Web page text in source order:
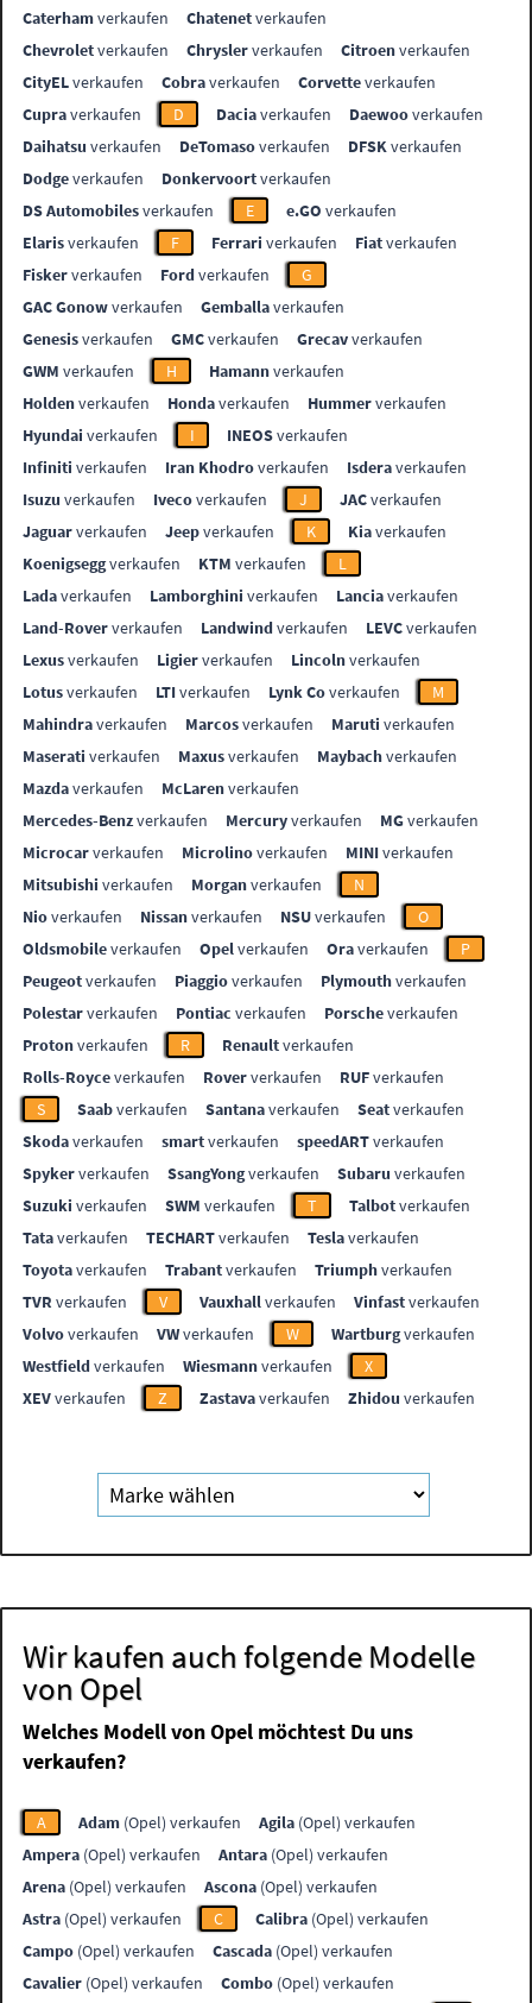
Caterhamverkaufen Chatenetverkaufen
Chevroletverkaufen Chryslerverkaufen Citroenverkaufen
CityELverkaufen Cobraverkaufen Corvetteverkaufen
Cupraverkaufen D Daciaverkaufen Daewooverkaufen
Daihatsu verkaufen DeTomasoverkaufen DFSKverkaufen
Dodgeverkaufen Donkervoortverkaufen
DS Automobilesverkaufen E e.GO verkaufen
Elarisverkaufen F Ferrari verkaufen Fiatverkaufen
Fiskerverkaufen Fordverkaufen
G
GAC Gonowverkaufen Gemballaverkaufen
Genesisverkaufen GMCverkaufen Grecavverkaufen
GWM verkaufen H Hamannverkaufen
Holdenverkaufen Hondaverkaufen Hummerverkaufen
Hyundai verkaufen I INEOSverkaufen
Infiniti verkaufen Iran Khodroverkaufen Isderaverkaufen
Isuzu verkaufen Ivecoverkaufen J JACverkaufen
Jaguarverkaufen Jeepverkaufen K Kiaverkaufen
Koenigseggverkaufen KTM verkaufen
L
Ladaverkaufen Lamborghini verkaufen Lanciaverkaufen
Land-Roververkaufen Landwindverkaufen LEVCverkaufen
Lexusverkaufen Ligierverkaufen Lincolnverkaufen
Lotusverkaufen LTIverkaufen Lynk Coverkaufen
M
Mahindraverkaufen Marcosverkaufen Maruti verkaufen
Maserati verkaufen Maxusverkaufen Maybachverkaufen
Mazdaverkaufen McLarenverkaufen
Mercedes-Benzverkaufen Mercuryverkaufen MGverkaufen
Microcarverkaufen Microlinoverkaufen MINIverkaufen
Mitsubishi verkaufen Morganverkaufen
N
Nioverkaufen Nissanverkaufen NSUverkaufen
O
Oldsmobileverkaufen Opelverkaufen Oraverkaufen
P
Peugeotverkaufen Piaggioverkaufen Plymouthverkaufen
Polestarverkaufen Pontiac verkaufen Porscheverkaufen
Protonverkaufen R Renaultverkaufen
Rolls-Royceverkaufen Roververkaufen RUFverkaufen
S
Saabverkaufen Santanaverkaufen Seatverkaufen
Skodaverkaufen smartverkaufen speedARTverkaufen
Spykerverkaufen SsangYongverkaufen Subaru verkaufen
Suzuki verkaufen SWM verkaufen T Talbotverkaufen
Tataverkaufen TECHARTverkaufen Teslaverkaufen
Toyotaverkaufen Trabantverkaufen Triumphverkaufen
TVR verkaufen V Vauxhallverkaufen Vinfastverkaufen
Volvoverkaufen VWverkaufen W Wartburgverkaufen
Westfieldverkaufen Wiesmannverkaufen
X
XEVverkaufen Z Zastavaverkaufen Zhidou verkaufen
Wir kaufen auch folgende Modelle
von Opel
Welches Modell von Opel möchtest Du uns
verkaufen?
A Adam (Opel) verkaufen Agila (Opel) verkaufen
Ampera (Opel) verkaufen Antara (Opel) verkaufen
Arena (Opel) verkaufen Ascona (Opel) verkaufen
Astra (Opel) verkaufen C Calibra (Opel) verkaufen
Campo (Opel) verkaufen Cascada (Opel) verkaufen
Cavalier (Opel) verkaufen Combo (Opel) verkaufen